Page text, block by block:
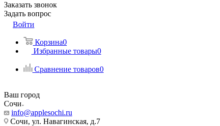
Заказать звонок
Задать вопрос
Войти
Корзина0
Избранные товары0
Сравнение товаров0
Ваш город
Сочи
info@applesochi.ru
Сочи, ул. Навагинская, д.7